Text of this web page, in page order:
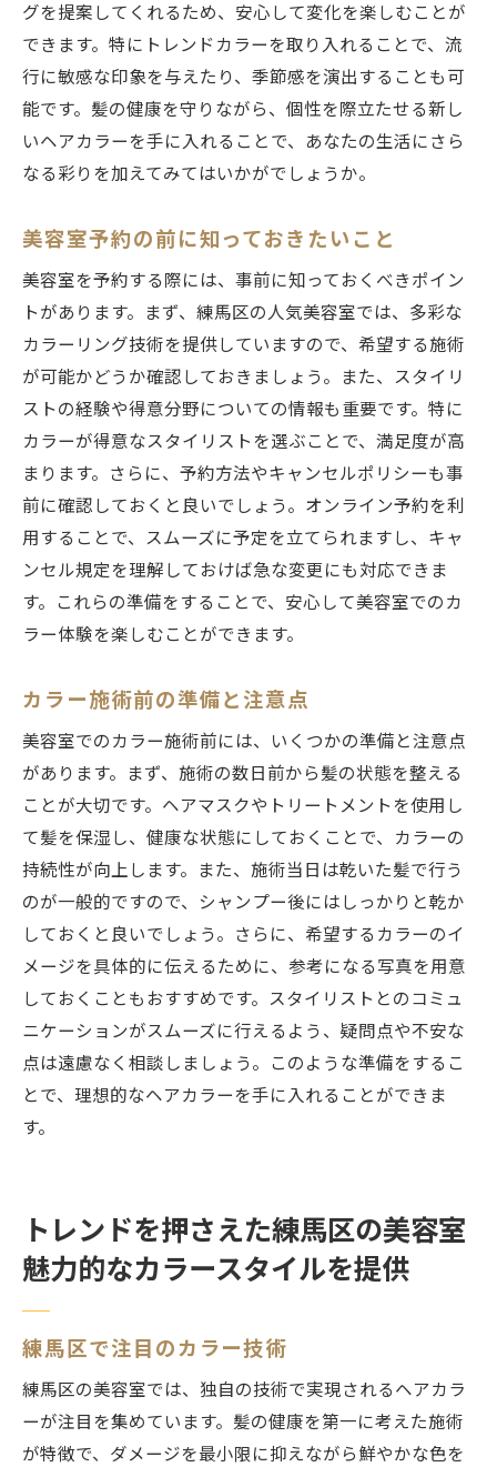
実際の体験談から学ぶ美容室選びのコツ
グを提案してくれるため、安心して変化を楽しむことが
できます。特にトレンドカラーを取り入れることで、流
行に敏感な印象を与えたり、季節感を演出することも可
能です。髪の健康を守りながら、個性を際立たせる新し
いヘアカラーを手に入れることで、あなたの生活にさら
なる彩りを加えてみてはいかがでしょうか。
美容室予約の前に知っておきたいこと
美容室を予約する際には、事前に知っておくべきポイン
トがあります。まず、練馬区の人気美容室では、多彩な
カラーリング技術を提供していますので、希望する施術
が可能かどうか確認しておきましょう。また、スタイリ
ストの経験や得意分野についての情報も重要です。特に
カラーが得意なスタイリストを選ぶことで、満足度が高
まります。さらに、予約方法やキャンセルポリシーも事
前に確認しておくと良いでしょう。オンライン予約を利
用することで、スムーズに予定を立てられますし、キャ
ンセル規定を理解しておけば急な変更にも対応できま
す。これらの準備をすることで、安心して美容室でのカ
ラー体験を楽しむことができます。
カラー施術前の準備と注意点
美容室でのカラー施術前には、いくつかの準備と注意点
があります。まず、施術の数日前から髪の状態を整える
ことが大切です。ヘアマスクやトリートメントを使用し
て髪を保湿し、健康な状態にしておくことで、カラーの
持続性が向上します。また、施術当日は乾いた髪で行う
のが一般的ですので、シャンプー後にはしっかりと乾か
しておくと良いでしょう。さらに、希望するカラーのイ
メージを具体的に伝えるために、参考になる写真を用意
しておくこともおすすめです。スタイリストとのコミュ
ニケーションがスムーズに行えるよう、疑問点や不安な
点は遠慮なく相談しましょう。このような準備をするこ
とで、理想的なヘアカラーを手に入れることができま
す。
トレンドを押さえた練馬区の美容室
魅力的なカラースタイルを提供
練馬区で注目のカラー技術
練馬区の美容室では、独自の技術で実現されるヘアカラ
ーが注目を集めています。髪の健康を第一に考えた施術
が特徴で、ダメージを最小限に抑えながら鮮やかな色を